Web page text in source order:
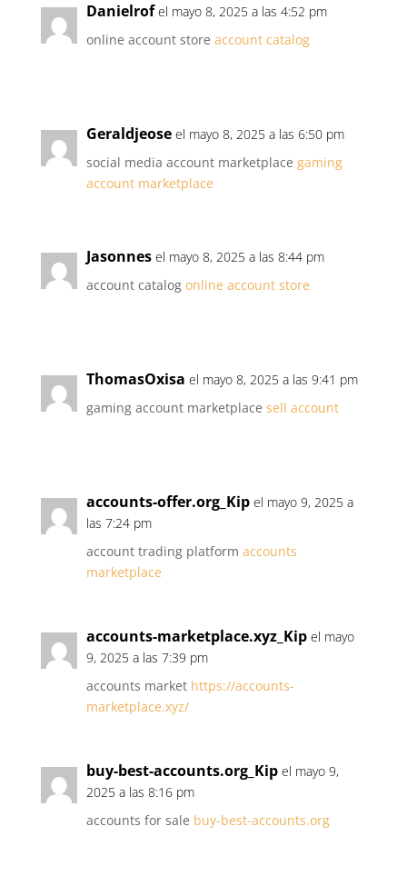
Danielrof el mayo 8, 2025 a las 4:52 pm
online account store account catalog
Geraldjeose el mayo 8, 2025 a las 6:50 pm
social media account marketplace gaming
account marketplace
Jasonnes el mayo 8, 2025 a las 8:44 pm
account catalog online account store
ThomasOxisa el mayo 8, 2025 a las 9:41 pm
gaming account marketplace sell account
accounts-offer.org_Kip el mayo 9, 2025 a
las 7:24 pm
account trading platform accounts
marketplace
accounts-marketplace.xyz_Kip el mayo
9, 2025 a las 7:39 pm
accounts market https://accounts-
marketplace.xyz/
buy-best-accounts.org_Kip el mayo 9,
2025 a las 8:16 pm
accounts for sale buy-best-accounts.org